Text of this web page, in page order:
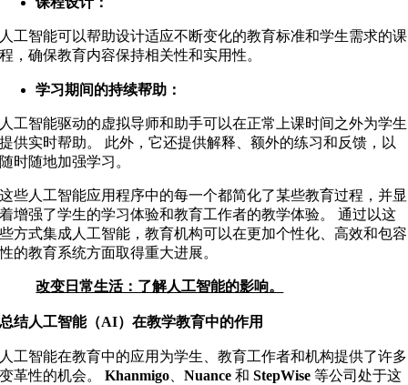
人工智能可以帮助设计适应不断变化的教育标准和学生需求的课
程，确保教育内容保持相关性和实用性。
学习期间的持续帮助：
人工智能驱动的虚拟导师和助手可以在正常上课时间之外为学生
提供实时帮助。 此外，它还提供解释、额外的练习和反馈，以
随时随地加强学习。
这些人工智能应用程序中的每一个都简化了某些教育过程，并显
着增强了学生的学习体验和教育工作者的教学体验。 通过以这
些方式集成人工智能，教育机构可以在更加个性化、高效和包容
性的教育系统方面取得重大进展。
改变日常生活：了解人工智能的影响。
总结人工智能（AI）在教学教育中的作用
人工智能在教育中的应用为学生、教育工作者和机构提供了许多
变革性的机会。Khanmigo 、Nuance 和StepWise 等公司处于这